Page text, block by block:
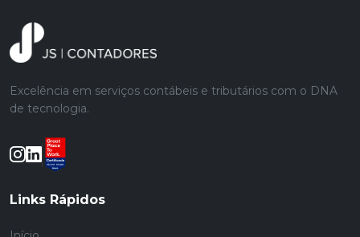
Excelência em serviços contábeis e tributários com o DNA
de tecnologia.
Links Rápidos